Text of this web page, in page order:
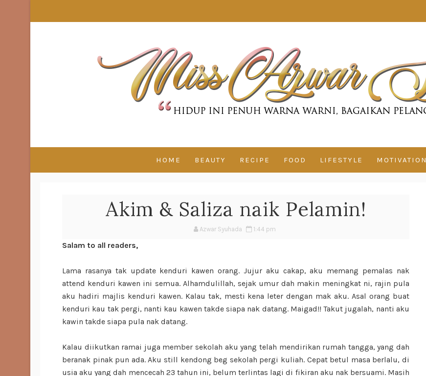
HOME BEAUTY RECIPE FOOD LIFESTYLE MOTIVATION
Akim & Saliza naik Pelamin!
Azwar Syuhada 1:44 pm
Salam to all readers,
Lama rasanya tak update kenduri kawen orang. Jujur aku cakap, aku memang pemalas nak
attend kenduri kawen ini semua. Alhamdulillah, sejak umur dah makin meningkat ni, rajin pula
aku hadiri majlis kenduri kawen. Kalau tak, mesti kena leter dengan mak aku. Asal orang buat
kenduri kau tak pergi, nanti kau kawen takde siapa nak datang. Maigad!! Takut jugalah, nanti aku
kawin takde siapa pula nak datang.
Kalau diikutkan ramai juga member sekolah aku yang telah mendirikan rumah tangga, yang dah
beranak pinak pun ada. Aku still kendong beg sekolah pergi kuliah. Cepat betul masa berlalu, di
usia aku yang dah mencecah 23 tahun ini, belum terlintas lagi di fikiran aku nak bersuami. Masih